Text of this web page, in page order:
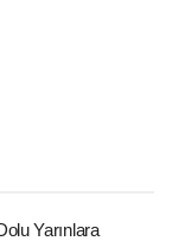
Yarınlara